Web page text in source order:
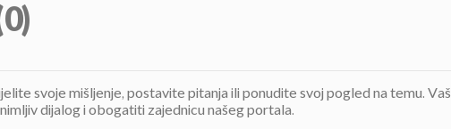
svoje mišljenje, postavite pitanja ili ponudite svoj pogled na temu. Vaš
dijalog i obogatiti zajednicu našeg portala.